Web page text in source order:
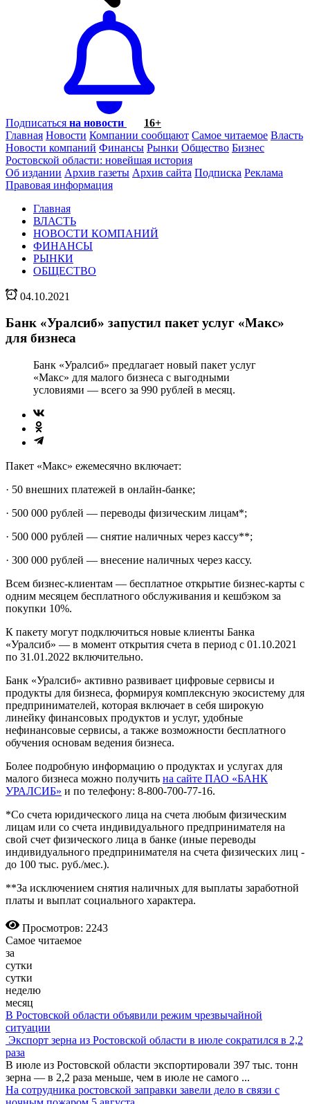
Подписаться на новости
16+
Главная Новости Компании сообщают Самое читаемое Власть
Новости компаний Финансы Рынки Общество Бизнес
Ростовской области: новейшая история
Об издании Архив газеты Архив сайта Подписка Реклама
Правовая информация
Главная
ВЛАСТЬ
НОВОСТИ КОМПАНИЙ
ФИНАНСЫ
РЫНКИ
ОБЩЕСТВО
04.10.2021
Банк «Уралсиб» запустил пакет услуг «Макс»
для бизнеса
Банк «Уралсиб» предлагает новый пакет услуг
«Макс» для малого бизнеса с выгодными
условиями — всего за 990 рублей в месяц.
Пакет «Макс» ежемесячно включает:
· 50 внешних платежей в онлайн-банке;
· 500 000 рублей — переводы физическим лицам*;
· 500 000 рублей — снятие наличных через кассу**;
· 300 000 рублей — внесение наличных через кассу.
Всем бизнес-клиентам — бесплатное открытие бизнес-карты с
одним месяцем бесплатного обслуживания и кешбэком за
покупки 10%.
К пакету могут подключиться новые клиенты Банка
«Уралсиб» — в момент открытия счета в период с 01.10.2021
по 31.01.2022 включительно.
Банк «Уралсиб» активно развивает цифровые сервисы и
продукты для бизнеса, формируя комплексную экосистему для
предпринимателей, которая включает в себя широкую
линейку финансовых продуктов и услуг, удобные
нефинансовые сервисы, а также возможности бесплатного
обучения основам ведения бизнеса.
Более подробную информацию о продуктах и услугах для
малого бизнеса можно получить на сайте ПАО «БАНК
УРАЛСИБ» и по телефону: 8-800-700-77-16.
*Со счета юридического лица на счета любым физическим
лицам или со счета индивидуального предпринимателя на
свой счет физического лица в банке (иные переводы
индивидуального предпринимателя на счета физических лиц -
до 100 тыс. руб./мес.).
**За исключением снятия наличных для выплаты заработной
платы и выплат социального характера.
Просмотров: 2243
Самое читаемое
за
сутки
сутки
неделю
месяц
В Ростовской области объявили режим чрезвычайной
ситуации
Экспорт зерна из Ростовской области в июле сократился в 2,2
раза
В июле из Ростовской области экспортировали 397 тыс. тонн
зерна — в 2,2 раза меньше, чем в июле не самого ...
На сотрудника ростовской заправки завели дело в связи с